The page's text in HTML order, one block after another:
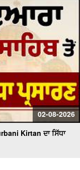
02-08-2026
Kirtan ਦਾ ਸਿੱਧਾ